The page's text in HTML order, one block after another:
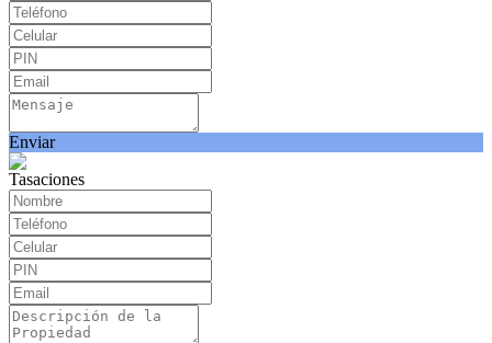
Enviar
Tasaciones